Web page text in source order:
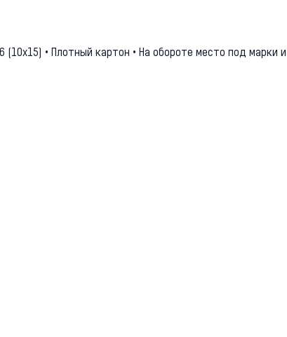
(10х15) • Плотный картон • На обороте место под марки